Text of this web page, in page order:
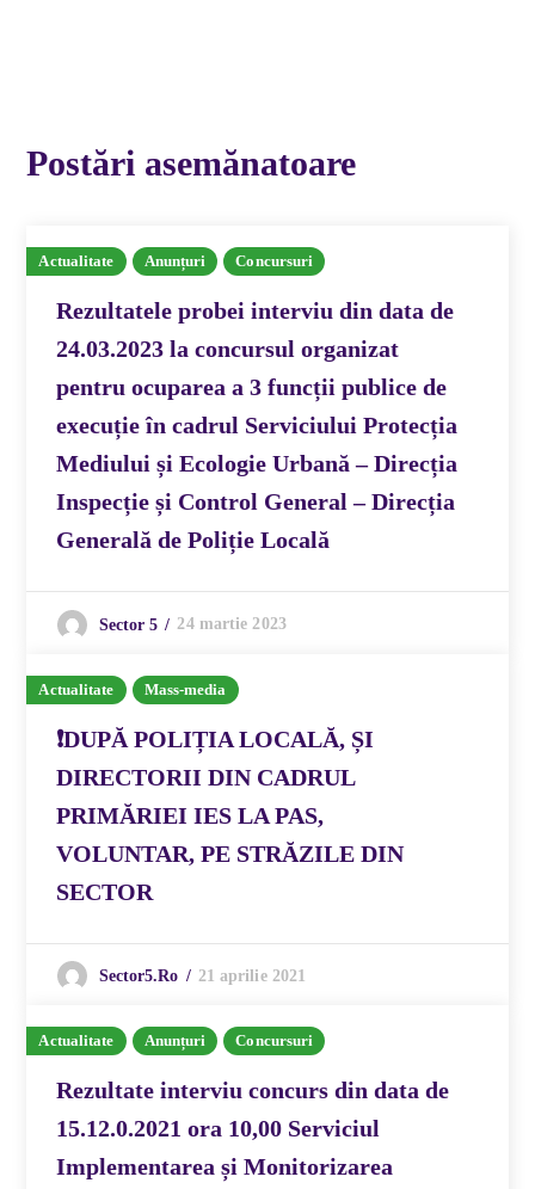
Postări asemănatoare
Actualitate Anunțuri Concursuri
Rezultatele probei interviu din data de
24.03.2023 la concursul organizat
pentru ocuparea a 3 funcții publice de
execuție în cadrul Serviciului Protecția
Mediului și Ecologie Urbană – Direcția
Inspecție și Control General – Direcția
Generală de Poliție Locală
Sector 5 24 martie 2023
Actualitate Mass-media
❗DUPĂ POLIȚIA LOCALĂ, ȘI
DIRECTORII DIN CADRUL
PRIMĂRIEI IES LA PAS,
VOLUNTAR, PE STRĂZILE DIN
SECTOR
Sector5.ro 21 aprilie 2021
Actualitate Anunțuri Concursuri
Rezultate interviu concurs din data de
15.12.0.2021 ora 10,00 Serviciul
Implementarea și Monitorizarea